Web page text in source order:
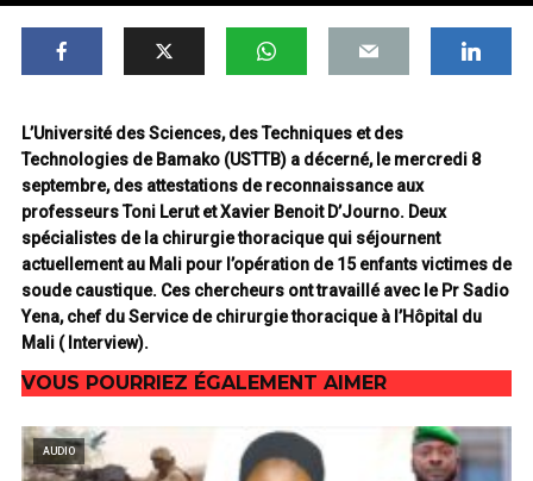
L’Université des Sciences, des Techniques et des
Technologies de Bamako (USTTB) a décerné, le mercredi 8
septembre, des attestations de reconnaissance aux
professeurs Toni Lerut et Xavier Benoit D’Journo. Deux
spécialistes de la chirurgie thoracique qui séjournent
actuellement au Mali pour l’opération de 15 enfants victimes de
soude caustique. Ces chercheurs ont travaillé avec le Pr Sadio
Yena, chef du Service de chirurgie thoracique à l’Hôpital du
Mali ( Interview).
VOUS POURRIEZ ÉGALEMENT AIMER
AUDIO